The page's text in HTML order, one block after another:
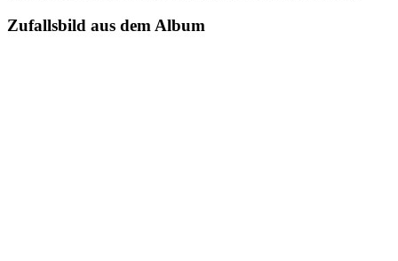
Zufallsbild aus dem Album